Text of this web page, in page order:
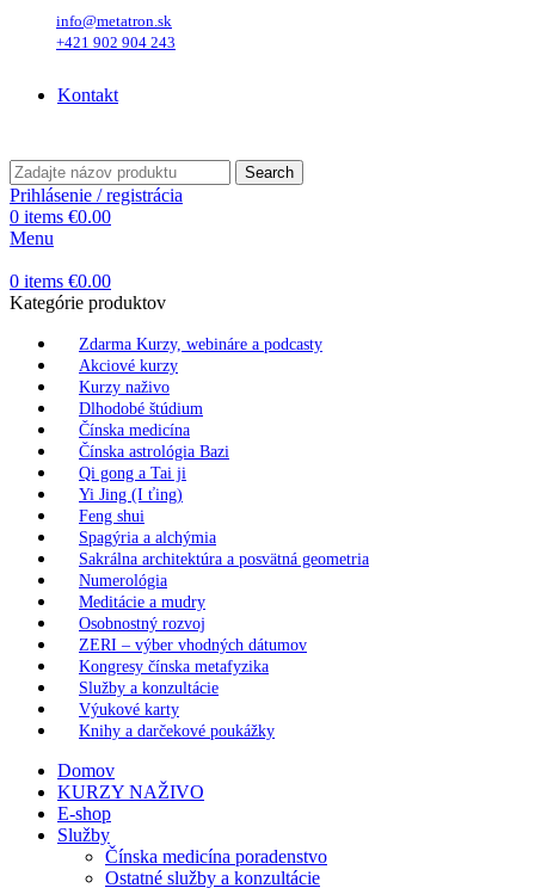
info@metatron.sk
+421 902 904 243
Kontakt
Search
Prihlásenie / registrácia
0 items €0.00
Menu
0 items €0.00
Kategórie produktov
Zdarma Kurzy, webináre a podcasty
Akciové kurzy
Kurzy naživo
Dlhodobé štúdium
Čínska medicína
Čínska astrológia Bazi
Qi gong a Tai ji
Yi Jing (I ťing)
Feng shui
Spagýria a alchýmia
Sakrálna architektúra a posvätná geometria
Numerológia
Meditácie a mudry
Osobnostný rozvoj
ZERI – výber vhodných dátumov
Kongresy čínska metafyzika
Služby a konzultácie
Výukové karty
Knihy a darčekové poukážky
Domov
KURZY NAŽIVO
E-shop
Služby
Čínska medicína poradenstvo
Ostatné služby a konzultácie